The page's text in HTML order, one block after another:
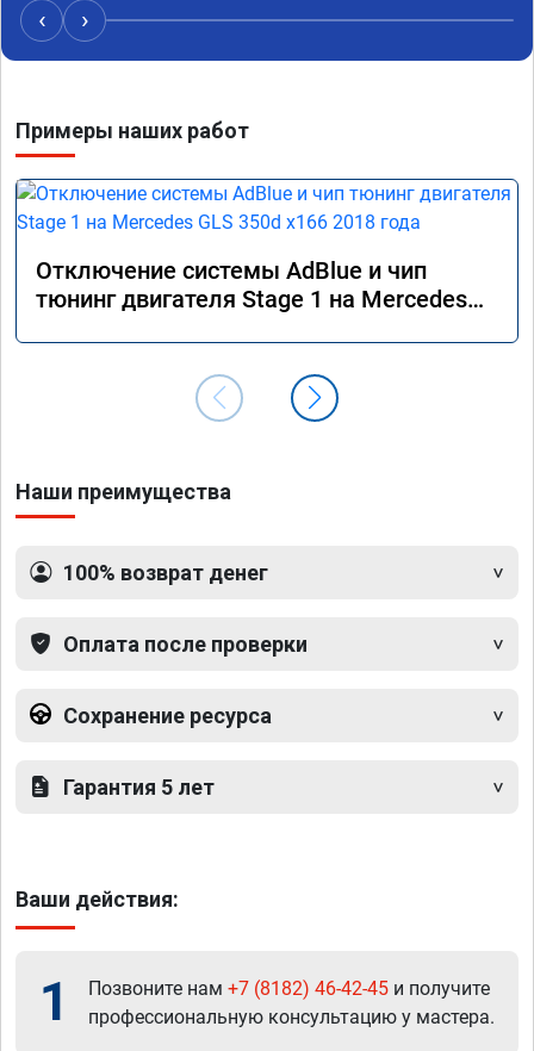
‹ ›
Примеры наших работ
Отключение системы AdBlue и чип
тюнинг двигателя Stage 1 на Mercedes
Наши преимущества
100% возврат денег
Оплата после проверки
Сохранение ресурса
Гарантия 5 лет
Ваши действия:
1 Позвоните нам +7 (8182) 46-42-45 и получите
профессиональную консультацию у мастера.